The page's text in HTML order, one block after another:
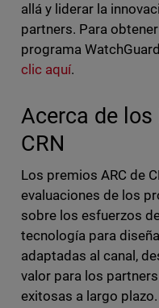
allá y liderar la
partners. Para
programa
clic aquí.
Acerca de los
CRN
Los premios ARC de
evaluaciones de los
sobre los esfuerzos
tecnología para
adaptadas al canal,
valor para los
exitosas a largo